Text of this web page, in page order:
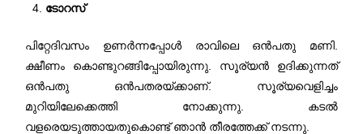
ടോറസ്
പിറ്റേദിവസം ഉണര്‍ന്നപ്പോള്‍ രാവിലെ ഒന്‍പതു മണി.
ക്ഷീണം കൊണ്ടുറങ്ങിപ്പോയിരുന്നു. സൂര്യന്‍ ഉദിക്കുന്നത്
ഒന്‍പതു ഒന്‍പതരയ്ക്കാണ്. സൂര്യവെളിച്ചം
മുറിയിലേക്കെത്തി നോക്കുന്നു. കടല്‍
വളരെയടുത്തായതുകൊണ്ട് ഞാന്‍ തീരത്തേക്ക് നടന്നു.